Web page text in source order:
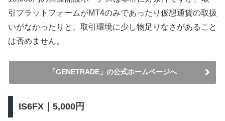
引プラットフォームがMT4のみであったり仮想通貨の取扱
いがなかったりと、取引環境に少し物足りなさがあること
は否めません。
「GENETRADE」の公式ホームページへ
IS6FX｜5,000円